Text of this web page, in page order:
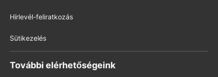
Hírlevél-feliratkozás
Sütikezelés
További elérhetőségeink